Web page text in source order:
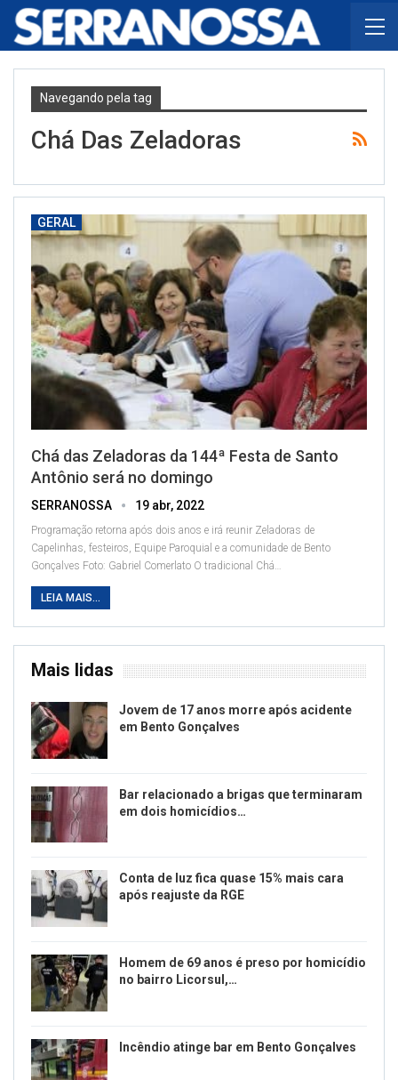
Navegando pela tag
Chá Das Zeladoras
GERAL
Chá das Zeladoras da 144ª Festa de Santo
Antônio será no domingo
SERRANOSSA 19 abr, 2022
Programação retorna após dois anos e irá reunir Zeladoras de
Capelinhas, festeiros, Equipe Paroquial e a comunidade de Bento
Gonçalves Foto: Gabriel Comerlato O tradicional Chá…
LEIA MAIS...
Mais lidas
Jovem de 17 anos morre após acidente
em Bento Gonçalves
Bar relacionado a brigas que terminaram
em dois homicídios…
Conta de luz fica quase 15% mais cara
após reajuste da RGE
Homem de 69 anos é preso por homicídio
no bairro Licorsul,…
Incêndio atinge bar em Bento Gonçalves